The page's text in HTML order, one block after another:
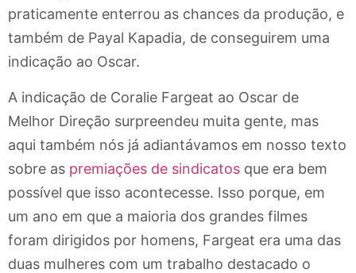
praticamente enterrou as chances da produção, e
também de Payal Kapadia, de conseguirem uma
indicação ao Oscar.
A indicação de Coralie Fargeat ao Oscar de
Melhor Direção surpreendeu muita gente, mas
aqui também nós já adiantávamos em nosso texto
sobre as premiações de sindicatos que era bem
possível que isso acontecesse. Isso porque, em
um ano em que a maioria dos grandes filmes
foram dirigidos por homens, Fargeat era uma das
duas mulheres com um trabalho destacado o